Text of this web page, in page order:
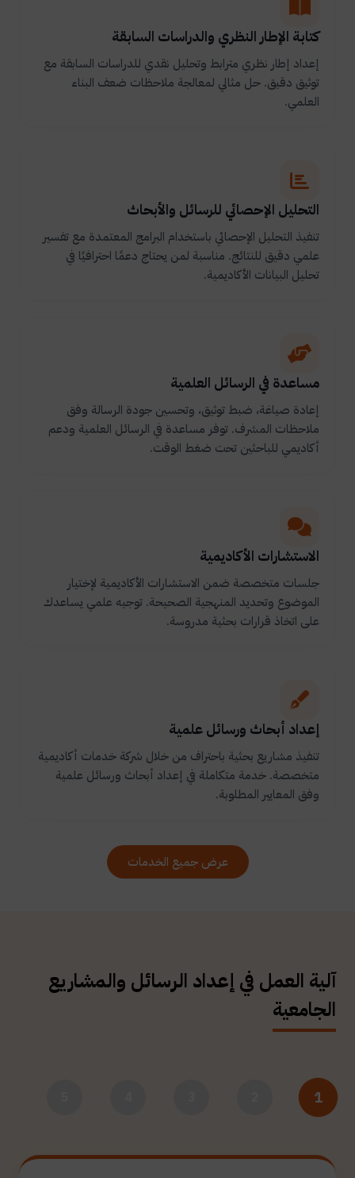
كتابة الإطار النظري والدراسات السابقة
إعداد إطار نظري مترابط وتحليل نقدي للدراسات السابقة مع
توثيق دقيق. حل مثالي لمعالجة ملاحظات ضعف البناء
العلمي.
التحليل الإحصائي للرسائل والأبحاث
تنفيذ التحليل الإحصائي باستخدام البرامج المعتمدة مع تفسير
علمي دقيق للنتائج. مناسبة لمن يحتاج دعمًا احترافيًا في
تحليل البيانات الأكاديمية.
مساعدة في الرسائل العلمية
إعادة صياغة، ضبط توثيق، وتحسين جودة الرسالة وفق
ملاحظات المشرف. توفر مساعدة في الرسائل العلمية ودعم
أكاديمي للباحثين تحت ضغط الوقت.
الاستشارات الأكاديمية
جلسات متخصصة ضمن الاستشارات الأكاديمية لإختيار
الموضوع وتحديد المنهجية الصحيحة. توجيه علمي يساعدك
على اتخاذ قرارات بحثية مدروسة.
إعداد أبحاث ورسائل علمية
تنفيذ مشاريع بحثية باحتراف من خلال شركة خدمات أكاديمية
متخصصة. خدمة متكاملة في إعداد أبحاث ورسائل علمية
وفق المعايير المطلوبة.
عرض جميع الخدمات
آلية العمل في إعداد الرسائل والمشاريع
الجامعية
1